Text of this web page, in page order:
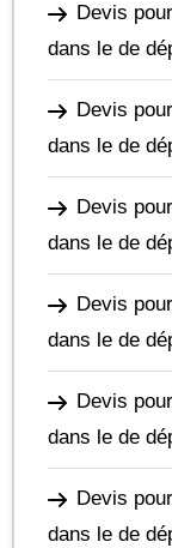
Devis
dans le de
Devis
dans le de
Devis
dans le de
Devis
dans le de
Devis
dans le de
Devis
dans le de